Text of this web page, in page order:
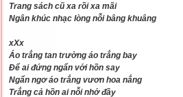
Trang sách cũ xa rồi xa mãi
Ngân khúc nhạc lòng nỗi bâng khuâng
xXx
Áo trắng tan trường áo trắng bay
Để ai đứng ngẩn với hồn say
Ngẩn ngơ áo trắng vươn hoa nắng
Trắng cả hồn ai nỗi nhớ đầy